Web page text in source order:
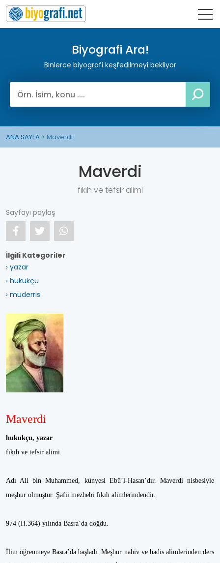
Biyografi Ara!
Binlerce biyografi keşfedilmeyi bekliyor
ANA SAYFA Maverdi
Maverdi
fıkıh ve tefsir alimi
Sayfayı paylaş
İlgili Kategoriler
› yazar
› hukukçu
› müderris
Maverdi
hukukçu, yazar
fıkıh ve tefsir alimi
Adı Ali bin Muhammed, künyesi Ebü’l-Hasan’dır. Maverdi nisbesiyle
meşhur olmuştur. Şafii mezhebi fıkıh alimlerindendir.
974 (H.364) yılında Basra’da doğdu.
İlim öğrenmeye Basra’da başladı. Meşhur nahiv ve hadis alimlerinden ders